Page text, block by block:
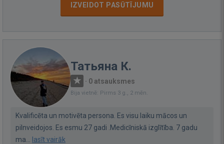
IZVEIDOT PASŪTĪJUMU
Татьяна К.
· 0 atsauksmes
Bija vietnē: Pirms 3 g., 2 mēn.
Kvalificēta un motivēta persona. Es visu laiku mācos un
pilnveidojos. Es esmu 27 gadi .Medicīniskā izglītība. 7 gadu
ma... lasīt vairāk